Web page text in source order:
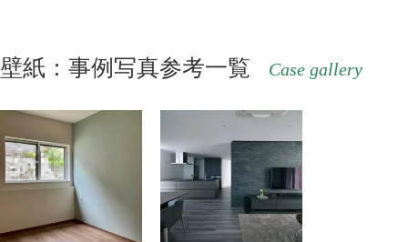
壁紙：事例写真参考一覧 Case gallery